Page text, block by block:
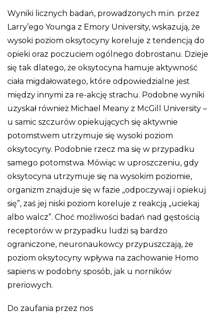
Wyniki licznych badań, prowadzonych m.in. przez
Larry’ego Younga z Emory University, wskazują, że
wysoki poziom oksytocyny koreluje z tendencją do
opieki oraz poczuciem ogólnego dobrostanu. Dzieje
się tak dlatego, że oksytocyna hamuje aktywność
ciała migdałowatego, które odpowiedzialne jest
między innymi za re-akcję strachu. Podobne wyniki
uzyskał również Michael Meany z McGill University –
u samic szczurów opiekujących się aktywnie
potomstwem utrzymuje się wysoki poziom
oksytocyny. Podobnie rzecz ma się w przypadku
samego potomstwa. Mówiąc w uproszczeniu, gdy
oksytocyna utrzymuje się na wysokim poziomie,
organizm znajduje się w fazie „odpoczywaj i opiekuj
się”, zaś jej niski poziom koreluje z reakcją „uciekaj
albo walcz”. Choć możliwości badań nad gęstością
receptorów w przypadku ludzi są bardzo
ograniczone, neuronaukowcy przypuszczają, że
poziom oksytocyny wpływa na zachowanie Homo
sapiens w podobny sposób, jak u norników
preriowych.
Do zaufania przez nos